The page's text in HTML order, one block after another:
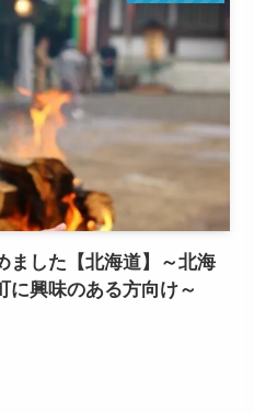
ました【北海道】～北海
に興味のある方向け～